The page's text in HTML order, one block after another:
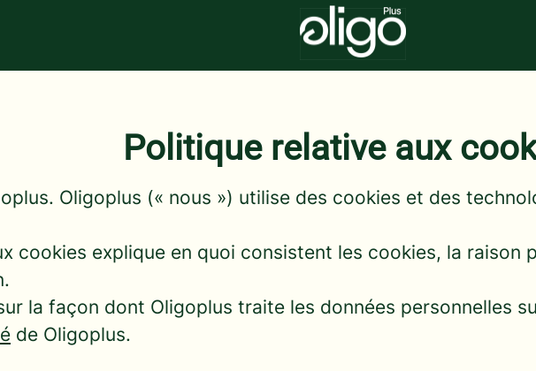
Politique relative aux
Oligoplus (« nous ») utilise des cookies et des
cookies explique en quoi consistent les cookies, la raison
la façon dont Oligoplus traite les données personnelles
de Oligoplus.